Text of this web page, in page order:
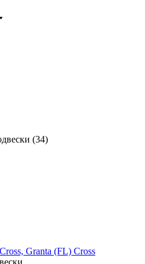
(34)
Granta (FL) Cross